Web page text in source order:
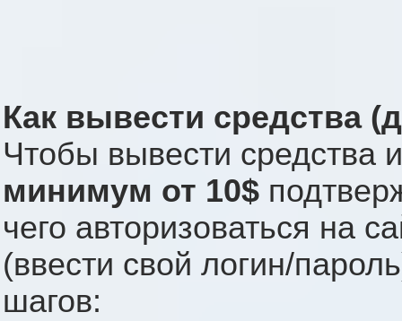
Как вывести средства
Чтобы вывести средства
минимум от 10$
чего авторизоваться на
(ввести свой логин/
шагов: